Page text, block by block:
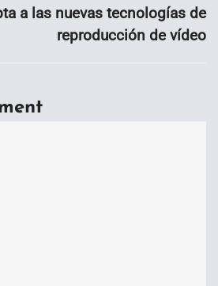
a las nuevas tecnologías de
reproducción de vídeo